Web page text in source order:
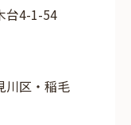
台4-1-54
川区・稲毛